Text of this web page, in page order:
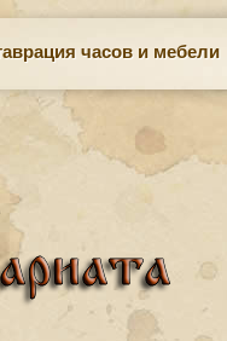
часов и мебели